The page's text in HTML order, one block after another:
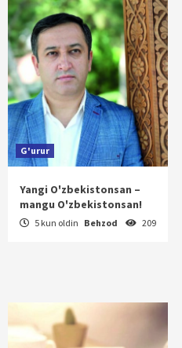
G'urur
Yangi O'zbekistonsan –
mangu O'zbekistonsan!
5 kun oldin Behzod 209